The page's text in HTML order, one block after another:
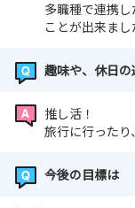
多職種で連携
ことが出来まし
趣味や、休日
推し活！
旅行に行ったり
今後の目標は